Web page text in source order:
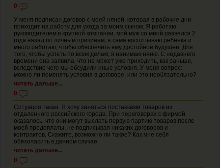
0
У меня подписан договор с моей няней, которая в рабочие дни
приходит на работу для ухода за моим сыном. Я работаю
руководителем в крупной компании, мой муж со мной развелся 2
года назад по личным причинам, я сама воспитываю ребенка и
много работаю, чтобы обеспечить ему достойное будущее. Для
того, чтобы успеть по всем делам, я нанимаю няню. С недавнего
времени она заявила, что не может уже приходить, как раньше,
вследствие чего мы обсудили иные условия. У меня вопрос:
можно ли поменять условия в договоре, или это необязательно?
читать дальше...
0
Ситуация такая. Я хочу заняться поставками товаров из
отдаленного российского города. При переговорах с фирмой
оказалось, что они могут выслать первую партию товаров после
моей предоплаты, не подписывая никаких договоров и
контрактов. Скажите, возможно ли такое? Как мне себя
обезопасить в данном случае
читать дальше...
0